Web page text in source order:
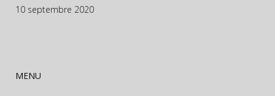
10 septembre 2020
MENU